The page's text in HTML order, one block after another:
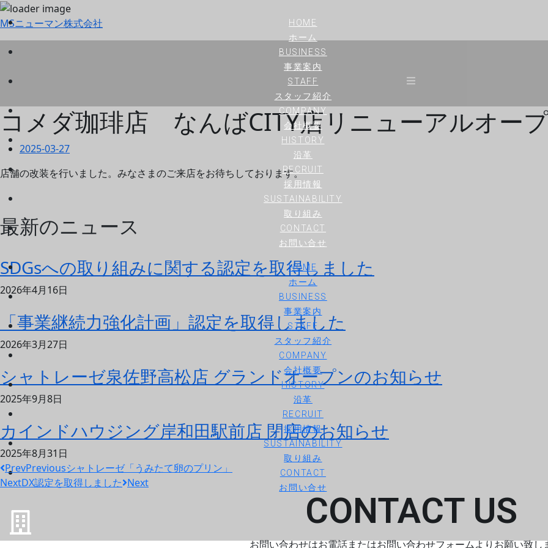
MSニューマン株式会社
HOME
ホーム
BUSINESS
事業案内
STAFF
スタッフ紹介
COMPANY
会社概要
HISTORY
沿革
RECRUIT
採用情報
SUSTAINABILITY
取り組み
CONTACT
お問い合せ
HOME
ホーム
BUSINESS
事業案内
STAFF
スタッフ紹介
COMPANY
会社概要
HISTORY
沿革
RECRUIT
採用情報
SUSTAINABILITY
取り組み
CONTACT
お問い合せ
コメダ珈琲店 なんばCITY店リニューアルオー
2025-03-27
店舗の改装を行いました。みなさまのご来店をお待ちしております。
最新のニュース
SDGsへの取り組みに関する認定を取得しました
2026年4月16日
「事業継続力強化計画」認定を取得しました
2026年3月27日
シャトレーゼ泉佐野高松店 グランドオープンのお知らせ
2025年9月8日
カインドハウジング岸和田駅前店 閉店のお知らせ
2025年8月31日
PrevPreviousシャトレーゼ「うみたて卵のプリン」
NextDX認定を取得しました Next
CONTACT US
お問い合わせはお電話またはお問い合わせフォームよりお願い致し